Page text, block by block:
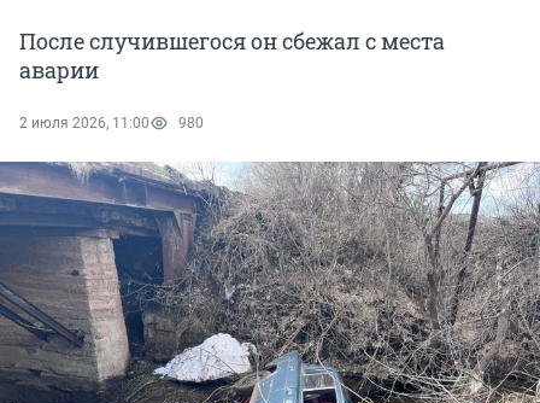
После случившегося он сбежал с места
аварии
2 июля 2026, 11:00 980